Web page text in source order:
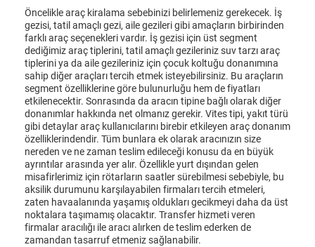
Öncelikle araç kiralama sebebinizi belirlemeniz gerekecek. İş
gezisi, tatil amaçlı gezi, aile gezileri gibi amaçların birbirinden
farklı araç seçenekleri vardır. İş gezisi için üst segment
dediğimiz araç tiplerini, tatil amaçlı gezileriniz suv tarzı araç
tiplerini ya da aile gezileriniz için çocuk koltuğu donanımına
sahip diğer araçları tercih etmek isteyebilirsiniz. Bu araçların
segment özelliklerine göre bulunurluğu hem de fiyatları
etkilenecektir. Sonrasında da aracın tipine bağlı olarak diğer
donanımlar hakkında net olmanız gerekir. Vites tipi, yakıt türü
gibi detaylar araç kullanıcılarını birebir etkileyen araç donanım
özelliklerindendir. Tüm bunlara ek olarak aracınızın size
nereden ve ne zaman teslim edileceği konusu da en büyük
ayrıntılar arasında yer alır. Özellikle yurt dışından gelen
misafirlerimiz için rötarların saatler sürebilmesi sebebiyle, bu
aksilik durumunu karşılayabilen firmaları tercih etmeleri,
zaten havaalanında yaşamış oldukları gecikmeyi daha da üst
noktalara taşımamış olacaktır. Transfer hizmeti veren
firmalar aracılığı ile aracı alırken de teslim ederken de
zamandan tasarruf etmeniz sağlanabilir.